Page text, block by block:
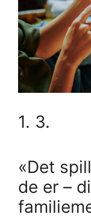
1. 3.
«Det
de er –